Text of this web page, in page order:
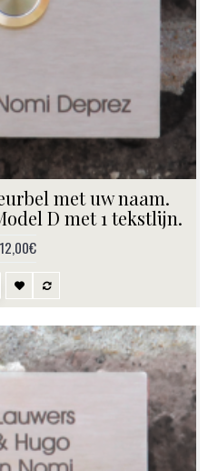
met uw naam.
D met 1 tekstlijn.